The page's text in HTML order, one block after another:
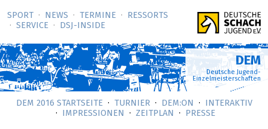
SPORT NEWS TERMINE
RESSORTS
SERVICE
DSJ-­INSIDE
DEM
Deutsche Jugend-
Einzelmeisterschaften
DEM 2016 STARTSEITE TURNIER DEM:ON
INTERAKTIV
IMPRESSIONEN
ZEITPLAN PRESSE